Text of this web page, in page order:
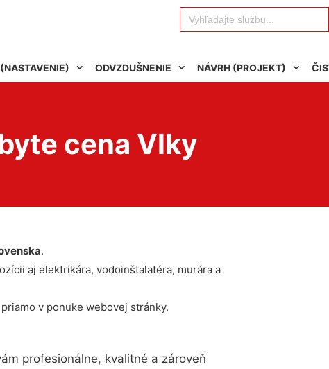
Search
for:
ODVZDUŠNENIE NÁVRH (PROJEKT)
cena Vlky
.
aj elektrikára, vodoinštalatéra, murára a
v ponuke webovej stránky.
profesionálne, kvalitné a zároveň